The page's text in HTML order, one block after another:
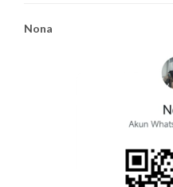
Nona